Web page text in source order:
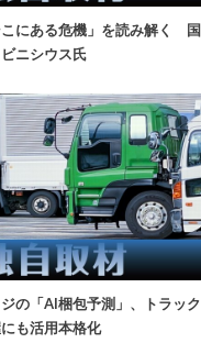
こにある危機」を読み解く 国
ニシウス氏
ジの「AI梱包予測」、トラック
も活用本格化